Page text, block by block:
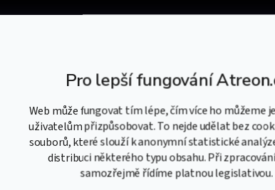
Pro lepší fungování
Web může fungovat tím lépe, čím více ho můžeme
uživatelům přizpůsobovat. To nejde udělat bez
souborů, které slouží k anonymní statistické
distribuci některého typu obsahu. Při
samozřejmě řídíme platnou legislativou.
a brzy budete majiteli unikátního grilu.
Nenechte
dokáže asador barril vyrobit opravdu každý šikovný
a věnujte testování grilu náležitou pozornost.
grilování.